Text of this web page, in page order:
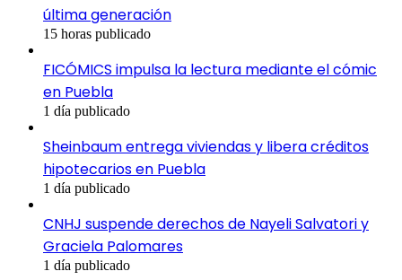
última generación
15 horas publicado
FICÓMICS impulsa la lectura mediante el cómic
en Puebla
1 día publicado
Sheinbaum entrega viviendas y libera créditos
hipotecarios en Puebla
1 día publicado
CNHJ suspende derechos de Nayeli Salvatori y
Graciela Palomares
1 día publicado